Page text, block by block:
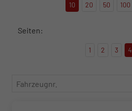
10 20 50 100
Seiten:
1 2 3 4
Fahrzeugnr.